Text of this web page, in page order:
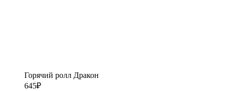
Горячий ролл Дракон
645₽